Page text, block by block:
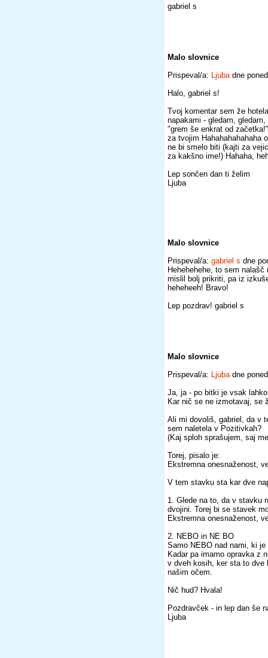
gabriel s
Malo slovnice
Prispeval/a: Ljubadne
Halo, gabriel s!
Tvoj komentar sem že
napakami - gledam,
"grem še enkrat od
za tvojim Hahahahahahaha
ne bi smelo biti (kajti za
za kakšno ime!) Hahaha,
Lep sončen dan ti želim
Ljuba
Malo slovnice
Prispeval/a: gabriel s dne
Hehehehehe, to sem
mislil bolj prikriti, pa iz
heheheeh! Bravo!
Lep pozdrav! gabriel s
Malo slovnice
Prispeval/a: Ljubadne
Ja, ja - po bitki je vsak
Kar nič se ne izmotavaj, se
Ali mi dovoliš, gabriel, da v
sem naletela v Pozitivkah?
(Kaj sploh sprašujem, saj
Torej, pisalo je:
Ekstremna onesnaženost,
V tem stavku sta kar dve
1. Glede na to, da v stavku
dvojini. Torej bi se stavek
Ekstremna onesnaženost,
2. NEBO in NE BO
Samo NEBO nad nami, ki
Kadar pa imamo opravka z
v dveh kosih, ker sta to dve
našim očem.
Nič hud? Hvala!
Pozdravček - in lep dan še
Ljuba